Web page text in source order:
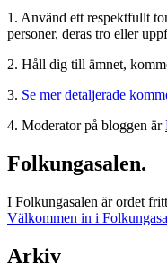
1. Använd ett respektfullt
personer, deras tro eller
2. Håll dig till ämnet,
3. Se mer detaljerade
4. Moderator på bloggen är
Folkungasalen.
I Folkungasalen är ordet
Välkommen in i
Arkiv